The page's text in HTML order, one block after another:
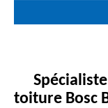
toiture Bosc